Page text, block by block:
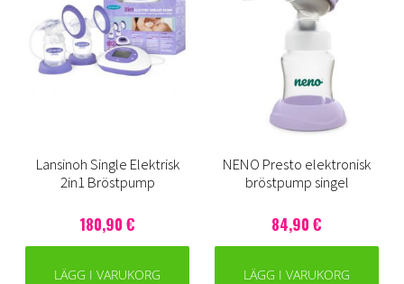
Lansinoh Single Elektrisk
2in1 Bröstpump
180,90 €
LÄGG I VARUKORG
NENO Presto elektronisk
bröstpump singel
84,90 €
LÄGG I VARUKORG